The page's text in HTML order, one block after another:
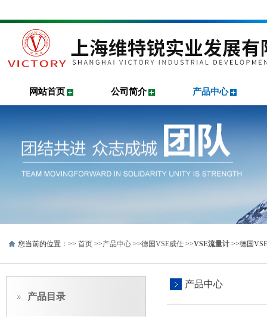
网站首页 公司简介 产品中心
您当前的位置：>> 首页 >>产品中心 >>德国VSE威仕 >>VSE流量计 >>德国
产品目录
产品中心